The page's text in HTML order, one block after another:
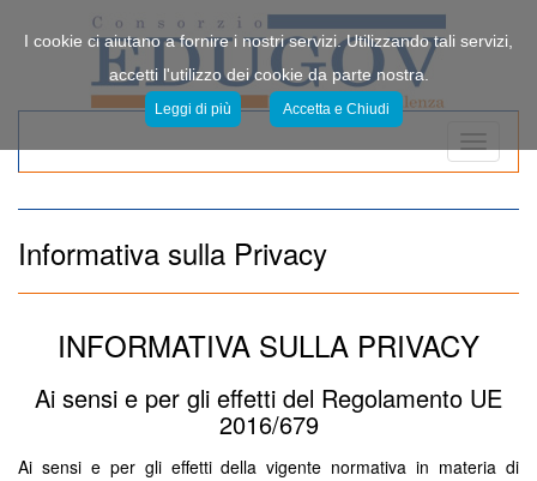
Informativa sulla Privacy
INFORMATIVA SULLA PRIVACY
Ai sensi e per gli effetti del Regolamento UE
2016/679
Ai sensi e per gli effetti della vigente normativa in materia di
I cookie ci aiutano a fornire i nostri servizi. Utilizzando tali servizi,
accetti l'utilizzo dei cookie da parte nostra.
Leggi di più Accetta e Chiudi